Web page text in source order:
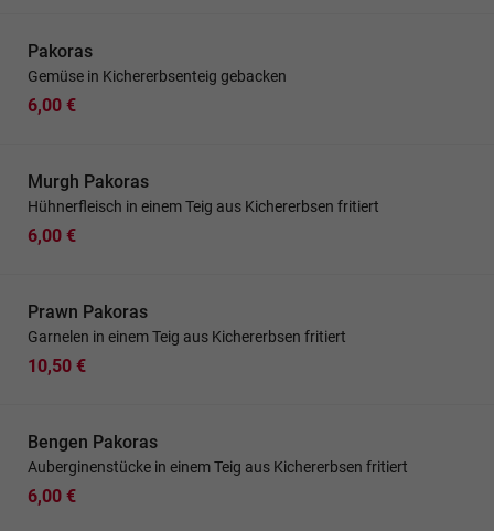
Pakoras
Gemüse in Kichererbsenteig gebacken
6,00 €
Murgh Pakoras
Hühnerfleisch in einem Teig aus Kichererbsen fritiert
6,00 €
Prawn Pakoras
Garnelen in einem Teig aus Kichererbsen fritiert
10,50 €
Bengen Pakoras
Auberginenstücke in einem Teig aus Kichererbsen fritiert
6,00 €